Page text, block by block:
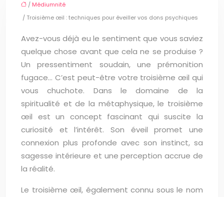
/ Médiumnité
/ Troisième œil : techniques pour éveiller vos dons psychiques
Avez-vous déjà eu le sentiment que vous saviez
quelque chose avant que cela ne se produise ?
Un pressentiment soudain, une prémonition
fugace… C’est peut-être votre troisième œil qui
vous chuchote. Dans le domaine de la
spiritualité et de la métaphysique, le troisième
œil est un concept fascinant qui suscite la
curiosité et l’intérêt. Son éveil promet une
connexion plus profonde avec son instinct, sa
sagesse intérieure et une perception accrue de
la réalité.
Le troisième œil, également connu sous le nom